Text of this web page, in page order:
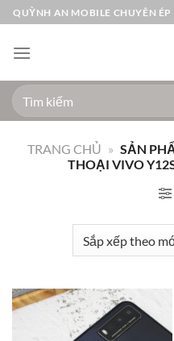
Bỏ
qua
nội
QUỲNH AN MOBILE CHUYÊN
Tìm
kiếm:
TRANG CHỦ » SẢN
THOẠI VIVO